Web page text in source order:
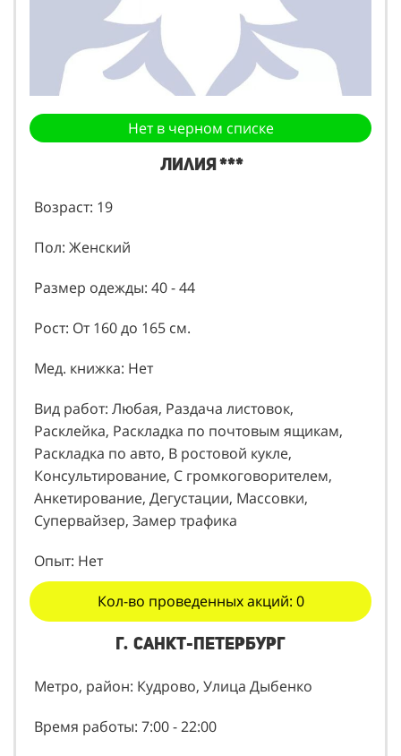
Нет в черном списке
Лилия ***
Возраст: 19
Пол: Женский
Размер одежды: 40 - 44
Рост: От 160 до 165 см.
Мед. книжка: Нет
Вид работ: Любая, Раздача листовок,
Расклейка, Раскладка по почтовым ящикам,
Раскладка по авто, В ростовой кукле,
Консультирование, С громкоговорителем,
Анкетирование, Дегустации, Массовки,
Супервайзер, Замер трафика
Опыт: Нет
Кол-во проведенных акций: 0
г. Санкт-Петербург
Метро, район: Кудрово, Улица Дыбенко
Время работы: 7:00 - 22:00